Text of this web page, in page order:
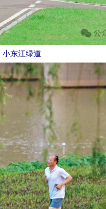
小东江绿道